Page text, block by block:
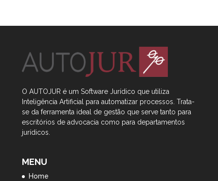
O AUTOJUR é um Software Jurídico que utiliza
Inteligência Artificial para automatizar processos. Trata-
se da ferramenta ideal de gestão que serve tanto para
escritórios de advocacia como para departamentos
jurídicos.
MENU
Home